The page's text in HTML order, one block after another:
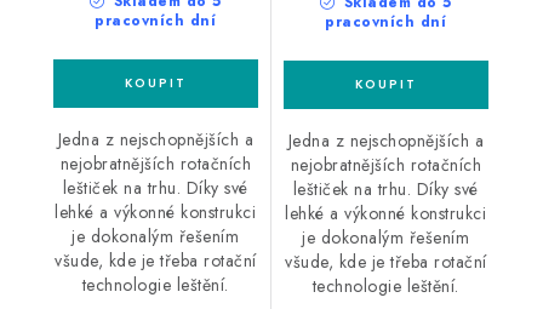
pracovních dní
Jedna z nejschopnějších a
nejobratnějších rotačních
leštiček na trhu. Díky své
lehké a výkonné konstrukci
je dokonalým řešením
všude, kde je třeba rotační
technologie leštění.
pracovních dní
Jedna z nejschopnějších a
nejobratnějších rotačních
leštiček na trhu. Díky své
lehké a výkonné konstrukci
je dokonalým řešením
všude, kde je třeba rotační
technologie leštění.